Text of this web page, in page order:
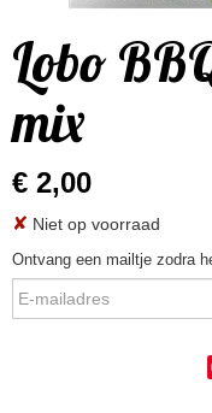
Lobo
mix
€ 2,00
✘ Niet op voorraad
Ontvang een mailtje zodra